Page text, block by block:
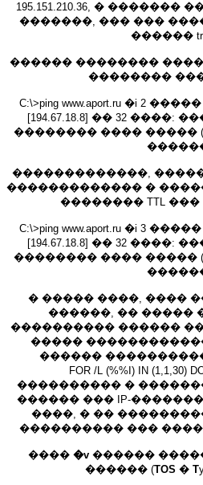
195.151.210.36, �
�������, ��� ���
������
������ ��������
��������
C:\>ping www.aport.ru �i 2
[194.67.18.8] �� 32 ����:
�������� ���� �����
�������������,
������������� �
�������� TTL
C:\>ping www.aport.ru �i 3
[194.67.18.8] �� 32 ����:
�������� ���� �����
� ����� ����, ����
������, �� �����
���������� ������
�����
������
FOR /L (%%I) IN (1,1,30)
���������� �
������ ��� IP-
����, � ��
���������� ���
���� �v ������
������ (TOS � T